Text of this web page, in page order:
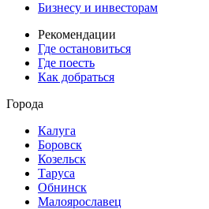
Бизнесу и инвесторам
Рекомендации
Где остановиться
Где поесть
Как добраться
Города
Калуга
Боровск
Козельск
Таруса
Обнинск
Малоярославец